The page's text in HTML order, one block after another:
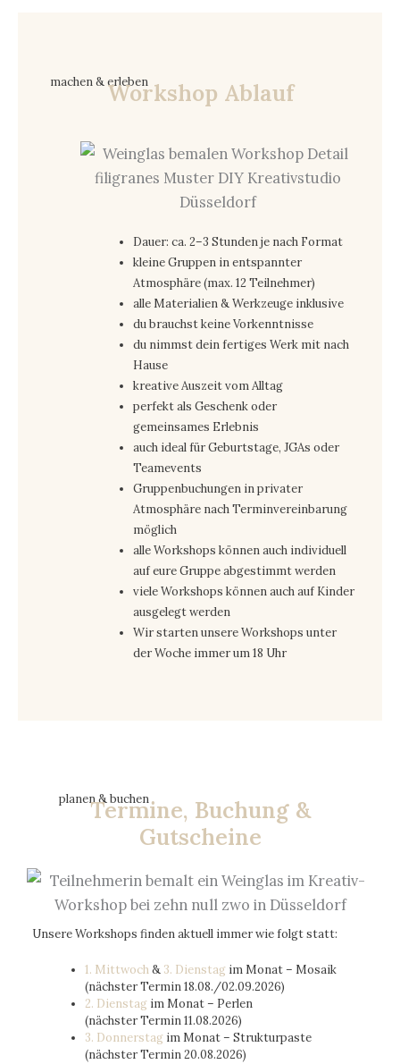
machen & erlebenWorkshop Ablauf
Dauer: ca. 2–3 Stunden je nach Format
kleine Gruppen in entspannter
Atmosphäre (max. 12 Teilnehmer)
alle Materialien & Werkzeuge inklusive
du brauchst keine Vorkenntnisse
du nimmst dein fertiges Werk mit nach
Hause
kreative Auszeit vom Alltag
perfekt als Geschenk oder
gemeinsames Erlebnis
auch ideal für Geburtstage, JGAs oder
Teamevents
Gruppenbuchungen in privater
Atmosphäre nach Terminvereinbarung
möglich
alle Workshops können auch individuell
auf eure Gruppe abgestimmt werden
viele Workshops können auch auf Kinder
ausgelegt werden
Wir starten unsere Workshops unter
der Woche immer um 18 Uhr
planen & buchen
Termine, Buchung &
Gutscheine
Unsere Workshops finden aktuell immer wie folgt statt:
1. Mittwoch& 3. Dienstag im Monat – Mosaik
(nächster Termin 18.08./02.09.2026)
2. Dienstag im Monat – Perlen
(nächster Termin 11.08.2026)
3. Donnerstag im Monat – Strukturpaste
(nächster Termin 20.08.2026)